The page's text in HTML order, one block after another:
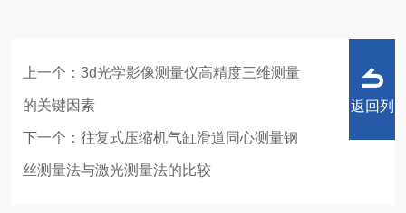
上一个： 3d光学影像测量仪高精度三维测量
的关键因素
下一个： 往复式压缩机气缸滑道同心测量钢
丝测量法与激光测量法的比较
返回列